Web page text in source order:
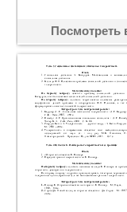
Посмотреть